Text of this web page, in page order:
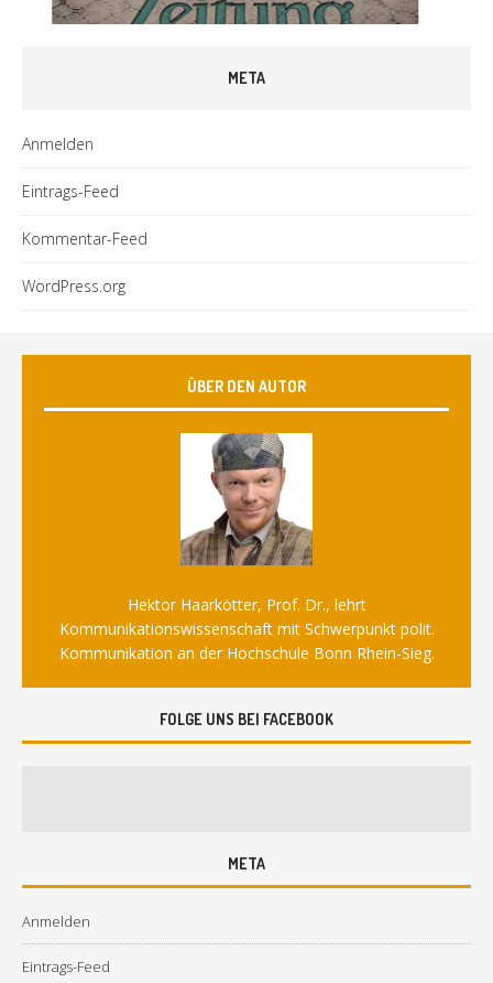
META
Anmelden
Eintrags-Feed
Kommentar-Feed
WordPress.org
ÜBER DEN AUTOR
Hektor Haarkötter, Prof. Dr., lehrt
Kommunikationswissenschaft mit Schwerpunkt polit.
Kommunikation an der Hochschule Bonn Rhein-Sieg.
FOLGE UNS BEI FACEBOOK
META
Anmelden
Eintrags-Feed